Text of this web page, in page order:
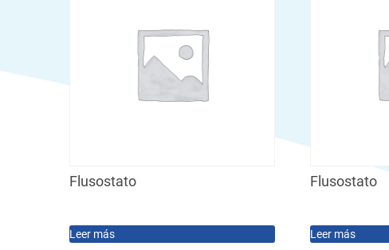
Flusostato
Leer más
Flusostato
Leer más